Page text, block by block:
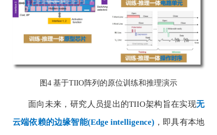
图 4 基于TIIO 阵列的原位训练和推理演示
面向未来，研究人员提出的TIIO架构旨在实现无
云端依赖的边缘智能(Edge intelligence) ，即具有本地